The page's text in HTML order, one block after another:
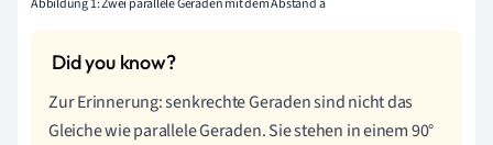
Zur Erinnerung: senkrechte Geraden sind nicht das
Gleiche wie parallele Geraden. Sie stehen in einem 90°